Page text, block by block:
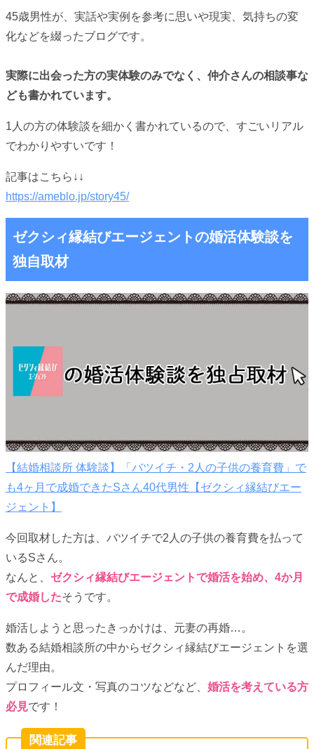
45歳男性が、実話や実例を参考に思いや現実、気持ちの変
化などを綴ったブログです。
実際に出会った方の実体験のみでなく、仲介さんの相談事な
ども書かれています。
1人の方の体験談を細かく書かれているので、すごいリアル
でわかりやすいです！
記事はこちら↓↓
https://ameblo.jp/story45/
ゼクシィ縁結びエージェントの婚活体験談を
独自取材
【結婚相談所 体験談】「バツイチ・2人の子供の養育費」で
も4ヶ月で成婚できたSさん40代男性【ゼクシィ縁結びエー
ジェント】
今回取材した方は、バツイチで2人の子供の養育費を払って
いるSさん。
なんと、 ゼクシィ縁結びエージェントで婚活を始め、4か月
で成婚したそうです。
婚活しようと思ったきっかけは、元妻の再婚…。
数ある結婚相談所の中からゼクシィ縁結びエージェントを選
んだ理由。
プロフィール文・写真のコツなどなど、 婚活を考えている方
必見です！